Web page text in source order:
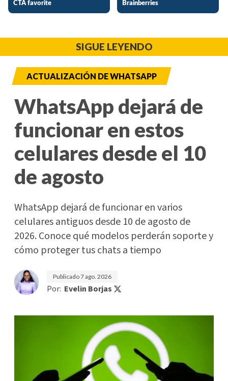
SIGUE LEYENDO
ACTUALIZACIÓN DE WHATSAPP
WhatsApp dejará de
funcionar en estos
celulares desde el 10
de agosto
WhatsApp dejará de funcionar en varios
celulares antiguos desde 10 de agosto de
2026. Conoce qué modelos perderán soporte y
cómo proteger tus chats a tiempo
Publicado7 ago. 2026
Por: Evelin Borjas